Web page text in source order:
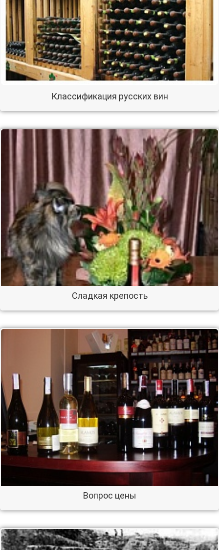
Классификация русских вин
Сладкая крепость
Вопрос цены